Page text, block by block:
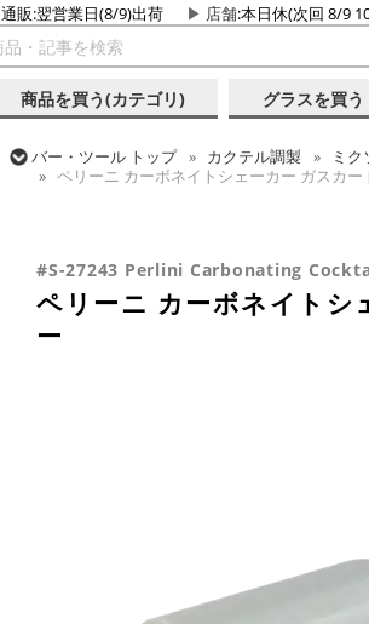
通販:翌営業日(8/9)出荷 店舗:本日休(次回 8/9
商品を買う(カテゴリ) グラスを買う
バー・ツール トップ カクテル調製
ミク
ペリーニ カーボネイトシェーカー ガスカ
#S-27243 Perlini Carbonating
ペリーニ カーボネイトシ
ー